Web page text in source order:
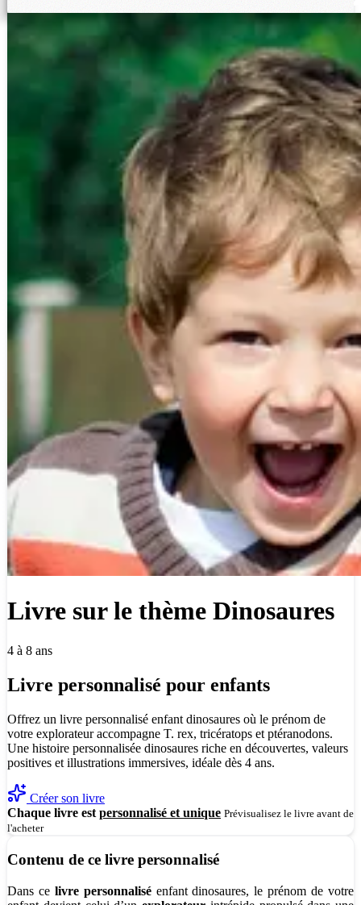
Livre sur le thème Dinosaures
4 à 8 ans
Livre personnalisé pour enfants
Offrez un livre personnalisé enfant dinosaures où le prénom de
votre explorateur accompagne T. rex, tricératops et ptéranodons.
Une histoire personnalisée dinosaures riche en découvertes, valeurs
positives et illustrations immersives, idéale dès 4 ans.
Créer son livre
Chaque livre est personnalisé et unique Prévisualisez le livre avant de
l'acheter
Contenu de ce livre personnalisé
Dans ce livre personnaliséenfant dinosaures, le prénom de votre